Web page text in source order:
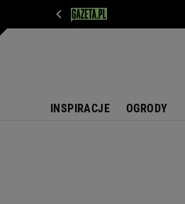
INSPIRACJE OGRODY